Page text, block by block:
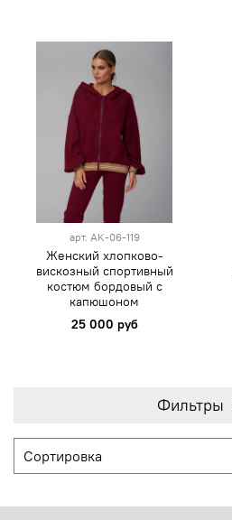
арт. AK-06-119
Женский хлопково-
вискозный спортивный
костюм бордовый с
капюшоном
25 000 руб
Фильтры